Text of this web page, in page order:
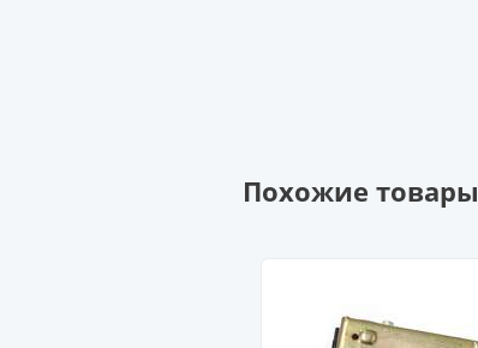
Похожие товары